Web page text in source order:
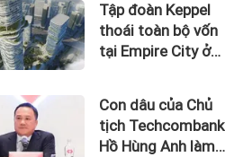
sắt cao tốc Bắc
Nam bị bắt
Tập đoàn Keppel
thoái toàn bộ vốn
tại Empire City ở
thu về 270 triệu
USD
Con dâu của Chủ
tịch Techcombank
Hồ Hùng Anh làm